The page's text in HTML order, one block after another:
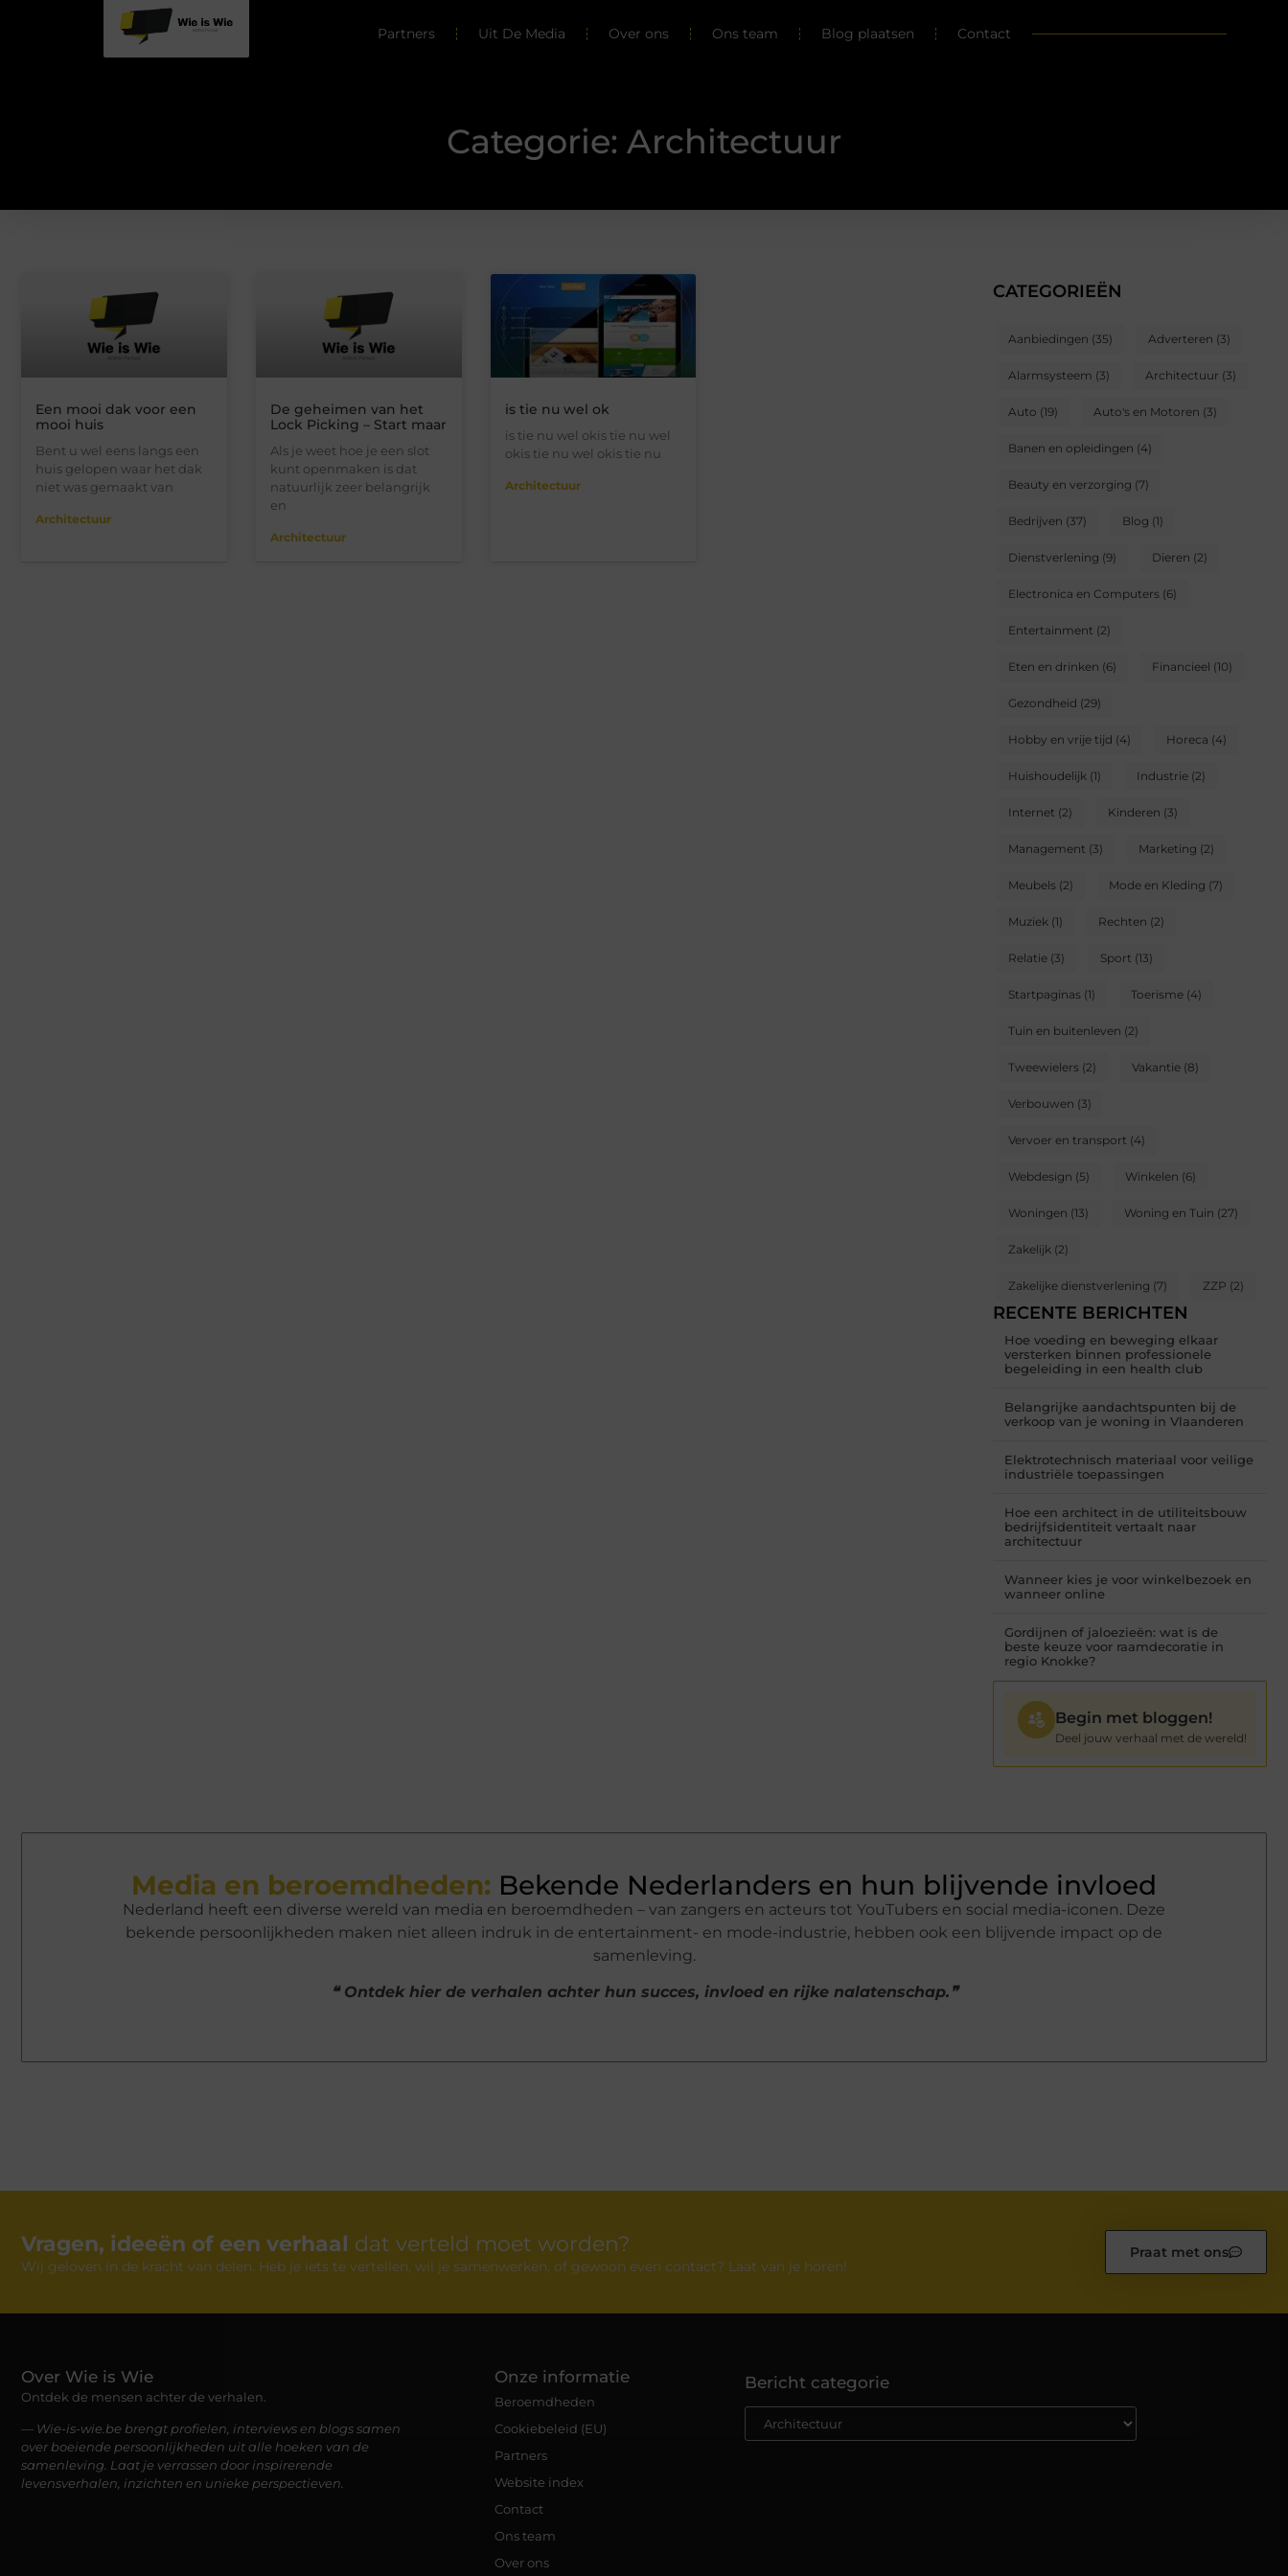
Partners Uit De Media Over ons Ons team Blog plaatsen Contact
Categorie: Architectuur
Een mooi dak voor een
mooi huis
Bent u wel eens langs een
huis gelopen waar het dak
niet was gemaakt van
Architectuur
De geheimen van het
Lock Picking – Start maar
Als je weet hoe je een slot
kunt openmaken is dat
natuurlijk zeer belangrijk
en
Architectuur
is tie nu wel ok
is tie nu wel okis tie nu wel
okis tie nu wel okis tie nu
Architectuur
CATEGORIEËN
Aanbiedingen (35) Adverteren (3)
Alarmsysteem (3) Architectuur (3)
Auto (19) Auto's en Motoren (3)
Banen en opleidingen (4)
Beauty en verzorging (7)
Bedrijven (37) Blog (1)
Dienstverlening (9) Dieren (2)
Electronica en Computers (6)
Entertainment (2)
Eten en drinken (6) Financieel (10)
Gezondheid (29)
Hobby en vrije tijd (4) Horeca (4)
Huishoudelijk (1) Industrie (2)
Internet (2) Kinderen (3)
Management (3) Marketing (2)
Meubels (2) Mode en Kleding (7)
Muziek (1) Rechten (2)
Relatie (3) Sport (13)
Startpaginas (1) Toerisme (4)
Tuin en buitenleven (2)
Tweewielers (2) Vakantie (8)
Verbouwen (3)
Vervoer en transport (4)
Webdesign (5) Winkelen (6)
Woningen (13) Woning en Tuin (27)
Zakelijk (2)
Zakelijke dienstverlening (7) ZZP (2)
RECENTE BERICHTEN
Hoe voeding en beweging elkaar
versterken binnen professionele
begeleiding in een health club
Belangrijke aandachtspunten bij de
verkoop van je woning in Vlaanderen
Elektrotechnisch materiaal voor veilige
industriële toepassingen
Hoe een architect in de utiliteitsbouw
bedrijfsidentiteit vertaalt naar
architectuur
Wanneer kies je voor winkelbezoek en
wanneer online
Gordijnen of jaloezieën: wat is de
beste keuze voor raamdecoratie in
regio Knokke?
Begin met bloggen!
Deel jouw verhaal met de wereld!
Media en beroemdheden: Bekende Nederlanders en hun blijvende invloed
Nederland heeft een diverse wereld van media en beroemdheden – van zangers en acteurs tot YouTubers en social media-iconen. Deze
bekende persoonlijkheden maken niet alleen indruk in de entertainment- en mode-industrie, hebben ook een blijvende impact op de
samenleving.
❝ Ontdek hier de verhalen achter hun succes, invloed en rijke nalatenschap.❞
Vragen, ideeën of een verhaal dat verteld moet worden?
Wij geloven in de kracht van delen. Heb je iets te vertellen, wil je samenwerken, of gewoon even contact? Laat van je horen!
Praat met ons
Over Wie is Wie
Ontdek de mensen achter de verhalen.
— Wie-is-wie.be brengt profielen, interviews en blogs samen
over boeiende persoonlijkheden uit alle hoeken van de
samenleving. Laat je verrassen door inspirerende
levensverhalen, inzichten en unieke perspectieven.
Onze informatie
Beroemdheden
Cookiebeleid (EU)
Partners
Website index
Contact
Ons team
Over ons
Bericht categorie